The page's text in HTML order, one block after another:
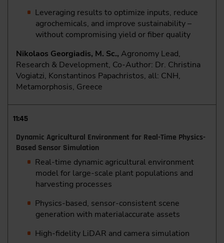
Leveraging results to optimize inputs, reduce
agrochemicals, and improve sustainability –
without compromising yield or fiber quality
Nikolaos Georgiadis, M. Sc., Agronomy Lead,
Research & Development, Co-Author: Dr. Christina
Vogiatzi, Konstantinos Papachristos, all: CNH,
Metamorphosis, Greece
11:45
Dynamic Agricultural Environment for Real-Time Physics-
Based Sensor Simulation
Real-time dynamic agricultural environment
model for large-scale plant populations and
harvesting processes
Physics-based, sensor-consistent scene
generation with materialaccurate assets
High-fidelity LiDAR and camera simulation